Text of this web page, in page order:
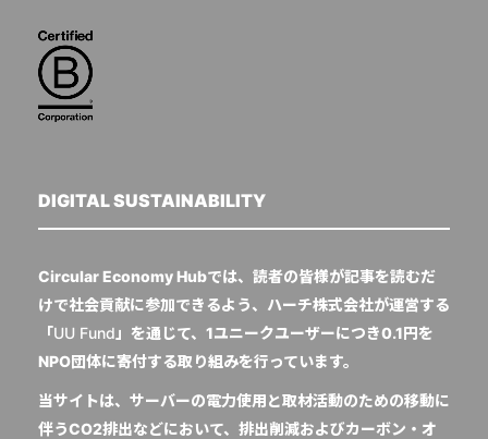
DIGITAL SUSTAINABILITY
Circular Economy Hubでは、読者の皆様が記事を読むだ
けで社会貢献に参加できるよう、ハーチ株式会社が運営する
「UU Fund 」を通じて、1ユニークユーザーにつき0.1円を
NPO団体に寄付する取り組みを行っています。
当サイトは、サーバーの電力使用と取材活動のための移動に
伴うCO2排出などにおいて、排出削減およびカーボン・オ